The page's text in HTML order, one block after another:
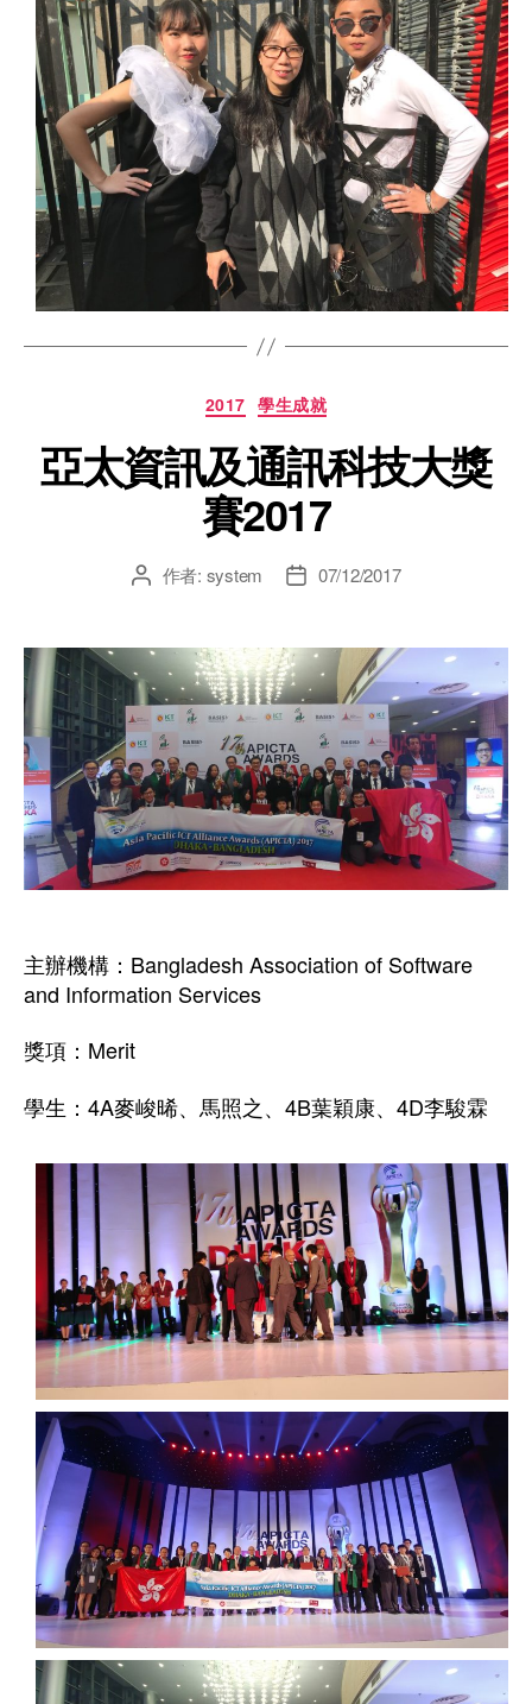
2017 學生成就
亞太資訊及通訊科技大獎
賽2017
作者: system 07/12/2017
主辦機構：Bangladesh Association of Software
and Information Services
獎項：Merit
學生：4A麥峻晞、馬照之、4B葉穎康、4D李駿霖